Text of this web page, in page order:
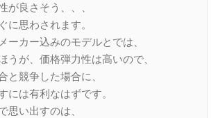
が良さそう、、、
に思わされます。
ーカー込みのモデルとでは、
うが、価格弾力性は高いので、
と競争した場合に、
には有利なはずです。
思い出すのは、